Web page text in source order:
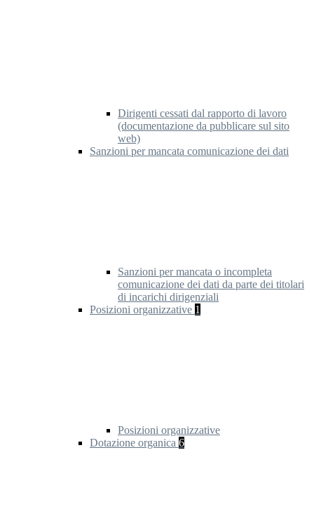
Dirigenti cessati dal rapporto di lavoro
(documentazione da pubblicare sul sito
web)
Sanzioni per mancata comunicazione dei dati
Sanzioni per mancata o incompleta
comunicazione dei dati da parte dei titolari
di incarichi dirigenziali
Posizioni organizzative 1
Posizioni organizzative
Dotazione organica 6